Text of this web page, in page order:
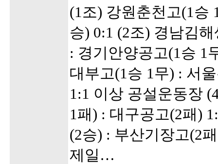
(1조) 강원춘천고(1승
승) 0:1 (2조) 경남김
: 경기안양공고(1승 1
대부고(1승 1무) : 서
1:1 이상 공설운동장
1패) : 대구공고(2패)
(2승) : 부산기장고(2
제일…